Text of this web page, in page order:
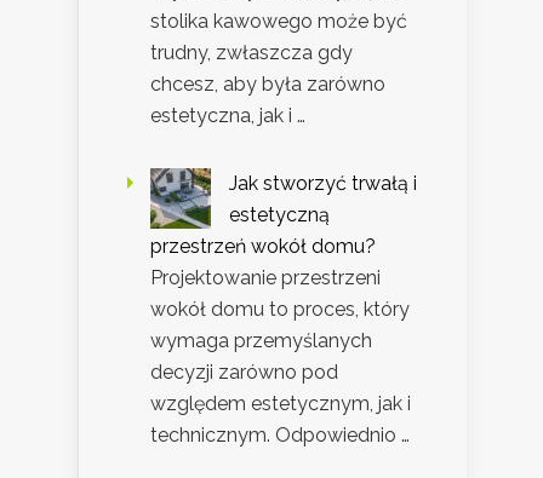
stolika kawowego może być
trudny, zwłaszcza gdy
chcesz, aby była zarówno
estetyczna, jak i …
Jak stworzyć trwałą i
estetyczną
przestrzeń wokół domu?
Projektowanie przestrzeni
wokół domu to proces, który
wymaga przemyślanych
decyzji zarówno pod
względem estetycznym, jak i
technicznym. Odpowiednio …